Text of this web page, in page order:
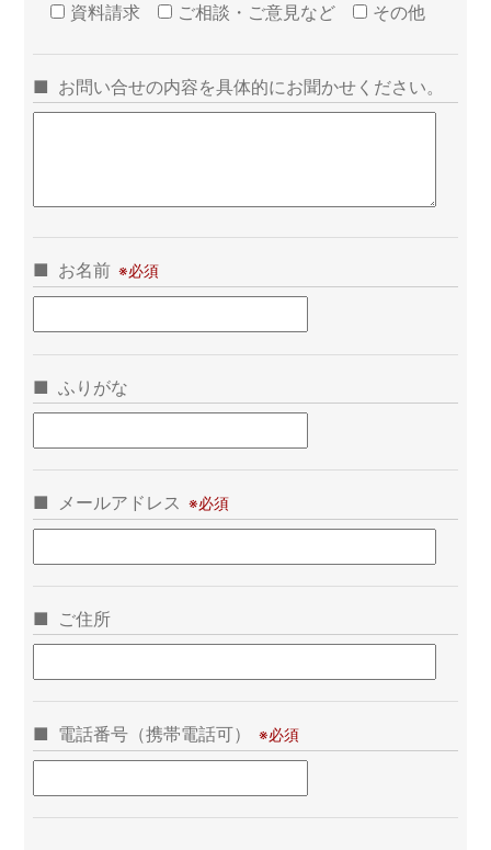
資料請求
ご相談・ご意見など その他
お問い合せの内容を具体的にお聞かせください。
お名前
ふりがな
メールアドレス
ご住所
電話番号（携帯電話可）